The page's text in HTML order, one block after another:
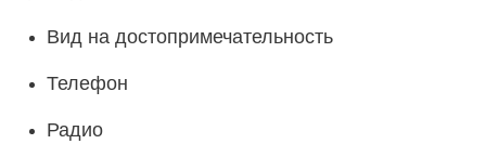
Вид на достопримечательность
Телефон
Радио